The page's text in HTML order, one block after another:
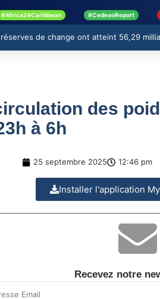
#Africa24Caribbean #CedeaoReport
réserves de change ont atteint 56,29
des
à 6h
25 septembre 2025 12:46 pm
Installer l'application
Recevez notre